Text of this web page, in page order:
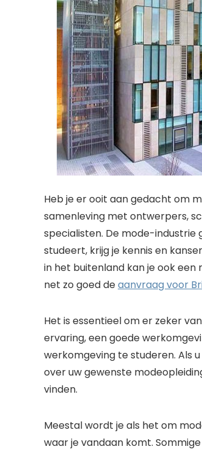
Heb je er ooit aan gedacht om
samenleving met ontwerpers,
specialisten. De mode-industrie
studeert, krijg je kennis en
in het buitenland kan je ook
net zo goed deaanvraag voor
Het is essentieel om er zeker
ervaring, een goede
werkomgeving te studeren. Als
over uw gewenste
vinden.
Meestal wordt je als het om
waar je vandaan komt.